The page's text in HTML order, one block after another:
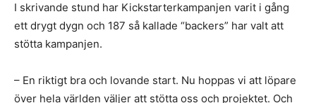
I skrivande stund har Kickstarterkampanjen varit i gång
ett drygt dygn och 187 så kallade “backers” har valt att
stötta kampanjen.
– En riktigt bra och lovande start. Nu hoppas vi att löpare
över hela världen väljer att stötta oss och projektet. Och